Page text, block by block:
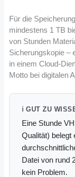
Für die
mindestens 1 TB
von Stunden
Sicherungskopie –
in einem Cloud-
Motto bei digitalen
ℹ️ GUT ZU
Eine Stunde
Qualität) belegt
Datei von rund
kein Problem.